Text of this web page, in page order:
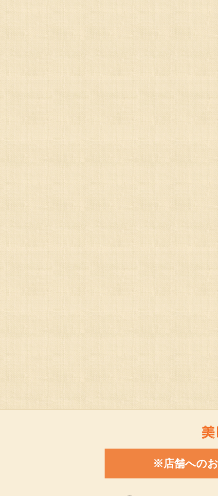
※店舗への